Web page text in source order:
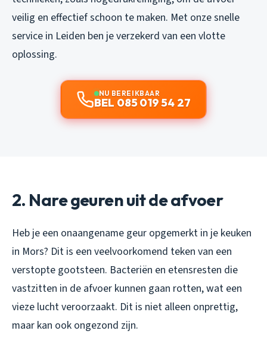
veilig en effectief schoon te maken. Met onze snelle
service in Leiden ben je verzekerd van een vlotte
oplossing.
NU BEREIKBAAR
BEL 085 019 54 27
2. Nare geuren uit de afvoer
Heb je een onaangename geur opgemerkt in je keuken
in Mors? Dit is een veelvoorkomend teken van een
verstopte gootsteen. Bacteriën en etensresten die
vastzitten in de afvoer kunnen gaan rotten, wat een
vieze lucht veroorzaakt. Dit is niet alleen onprettig,
maar kan ook ongezond zijn.